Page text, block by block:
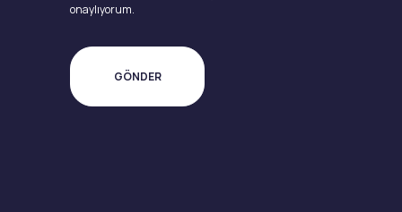
onaylıyorum.